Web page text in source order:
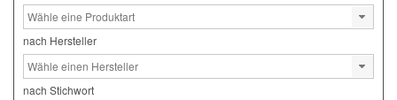
nach Hersteller
nach Stichwort